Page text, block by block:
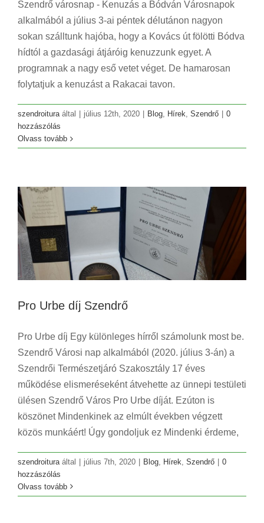
Szendrő városnap - Kenuzás a Bódván Városnapok
alkalmából a július 3-ai péntek délutánon nagyon
sokan szálltunk hajóba, hogy a Kovács út fölötti Bódva
hídtól a gazdasági átjáróig kenuzzunk egyet. A
programnak a nagy eső vetet véget. De hamarosan
folytatjuk a kenuzást a Rakacai tavon.
szendroituraáltal július 12th, 2020 Blog, Hírek, Szendrő
0
hozzászólás
Olvass tovább
Pro Urbe díj Szendrő
Pro Urbe díj Szendrő
Pro Urbe díj Egy különleges hírről számolunk most be.
Szendrő Városi nap alkalmából (2020. július 3-án) a
Szendrői Természetjáró Szakosztály 17 éves
működése elismeréseként átvehette az ünnepi testületi
ülésen Szendrő Város Pro Urbe díját. Ezúton is
köszönet Mindenkinek az elmúlt években végzett
közös munkáért! Úgy gondoljuk ez Mindenki érdeme,
szendroitura által július 7th, 2020 Blog Hírek Szendrő
0
hozzászólás
Olvass tovább